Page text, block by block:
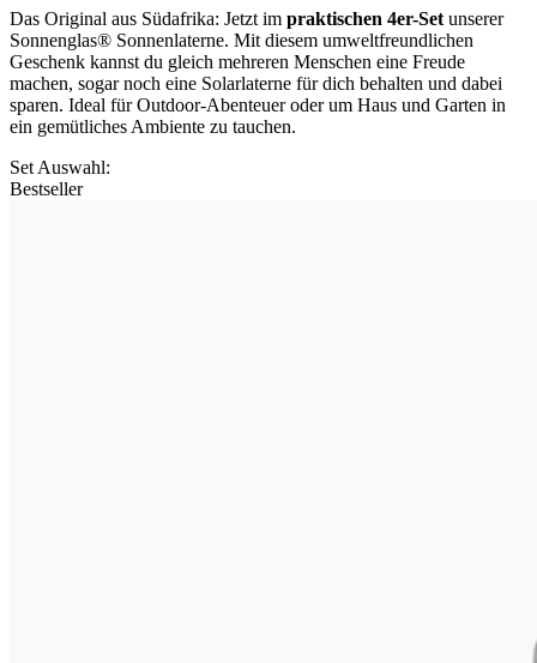
Das Original aus Südafrika: Jetzt im praktischen 4er-Set unserer
Sonnenglas® Sonnenlaterne. Mit diesem umweltfreundlichen
Geschenk kannst du gleich mehreren Menschen eine Freude
machen, sogar noch eine Solarlaterne für dich behalten und dabei
sparen. Ideal für Outdoor-Abenteuer oder um Haus und Garten in
ein gemütliches Ambiente zu tauchen.
Set Auswahl:
Bestseller